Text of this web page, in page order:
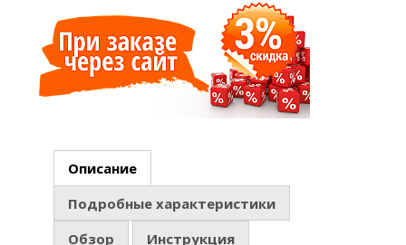
Описание
Подробные характеристики
Обзор
Инструкция